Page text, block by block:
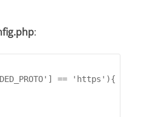
:
== 'https'){